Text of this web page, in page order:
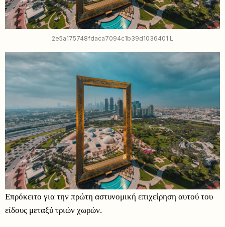
2e5a175748fdaca7094c1b39d1036401 L
Επρόκειτο για την πρώτη αστυνομική επιχείρηση αυτού του
είδους μεταξύ τριών χωρών.